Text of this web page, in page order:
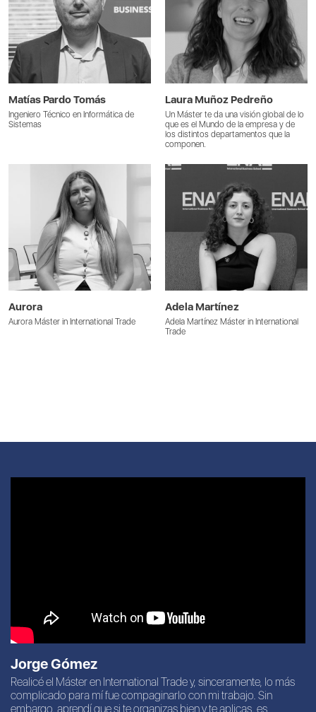
Matías Pardo Tomás
Ingeniero Técnico en Informática de
Sistemas
Laura Muñoz Pedreño
Un Máster te da una visión global de lo
que es el Mundo de la empresa y de
los distintos departamentos que la
componen.
Aurora
Aurora Máster in International Trade
Adela Martínez
Adela Martínez Máster in International
Trade
Jorge Gómez
Realicé el Máster en International Trade y, sinceramente, lo más
complicado para mí fue compaginarlo con mi trabajo. Sin
embargo, aprendí que si te organizas bien y te aplicas, es